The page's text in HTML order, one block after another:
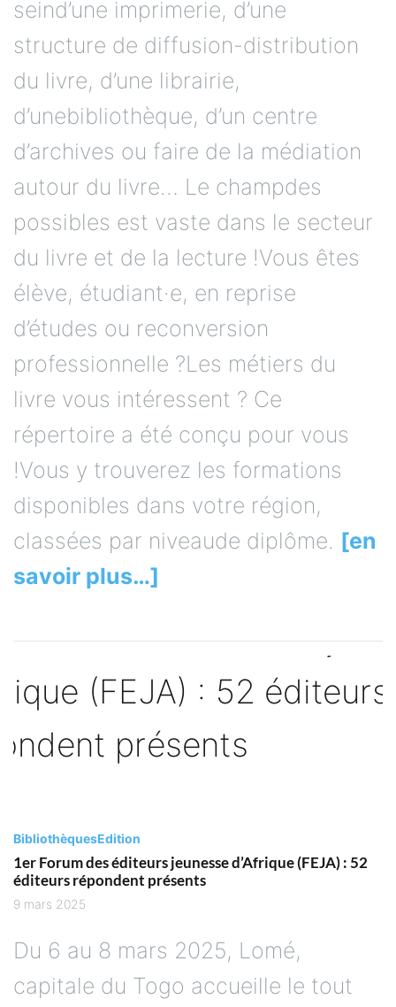
seind’une imprimerie, d’une
structure de diffusion-distribution
du livre, d’une librairie,
d’unebibliothèque, d’un centre
d’archives ou faire de la médiation
autour du livre… Le champdes
possibles est vaste dans le secteur
du livre et de la lecture !Vous êtes
élève, étudiant·e, en reprise
d’études ou reconversion
professionnelle ?Les métiers du
livre vous intéressent ? Ce
répertoire a été conçu pour vous
!Vous y trouverez les formations
disponibles dans votre région,
classées par niveaude diplôme. [en
savoir plus…]
BibliothèquesEdition
1er Forum des éditeurs jeunesse d’Afrique (FEJA) : 52
éditeurs répondent présents
9 mars 2025
Du 6 au 8 mars 2025, Lomé,
capitale du Togo accueille le tout